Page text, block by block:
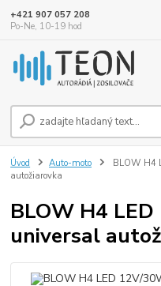
+421 907 057 208
Po-Ne, 10-19 hod
Úvod Auto-moto
BLOW H4
autožiarovka
BLOW H4
universal